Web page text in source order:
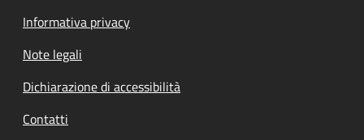
Informativa privacy
Note legali
Dichiarazione di accessibilità
Contatti